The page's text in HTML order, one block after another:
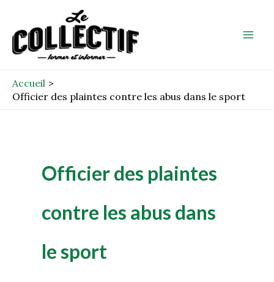
contenu
Accueil
Officier des plaintes contre les abus dans le sport
Officier des plaintes
contre les abus dans
le sport